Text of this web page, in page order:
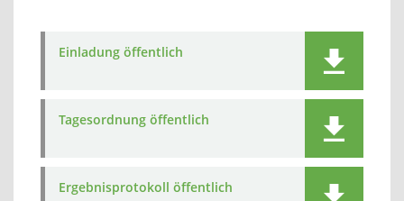
Einladung öffentlich
Tagesordnung öffentlich
Ergebnisprotokoll öffentlich